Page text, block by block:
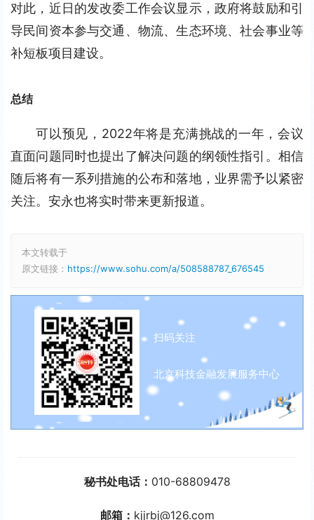
对此，近日的发改委工作会议显示，政府将鼓励和引
导民间资本参与交通、物流、生态环境、社会事业等
补短板项目建设。
总结
可以预见，2022年将是充满挑战的一年，会议
直面问题同时也提出了解决问题的纲领性指引。相信
随后将有一系列措施的公布和落地，业界需予以紧密
关注。安永也将实时带来更新报道。
本文转载于
原文链接： https://www.sohu.com/a/508588787_676545
扫码关注
北京科技金融发展服务中心
秘书处电话： 010-68809478
邮箱： kjjrbj@126.com